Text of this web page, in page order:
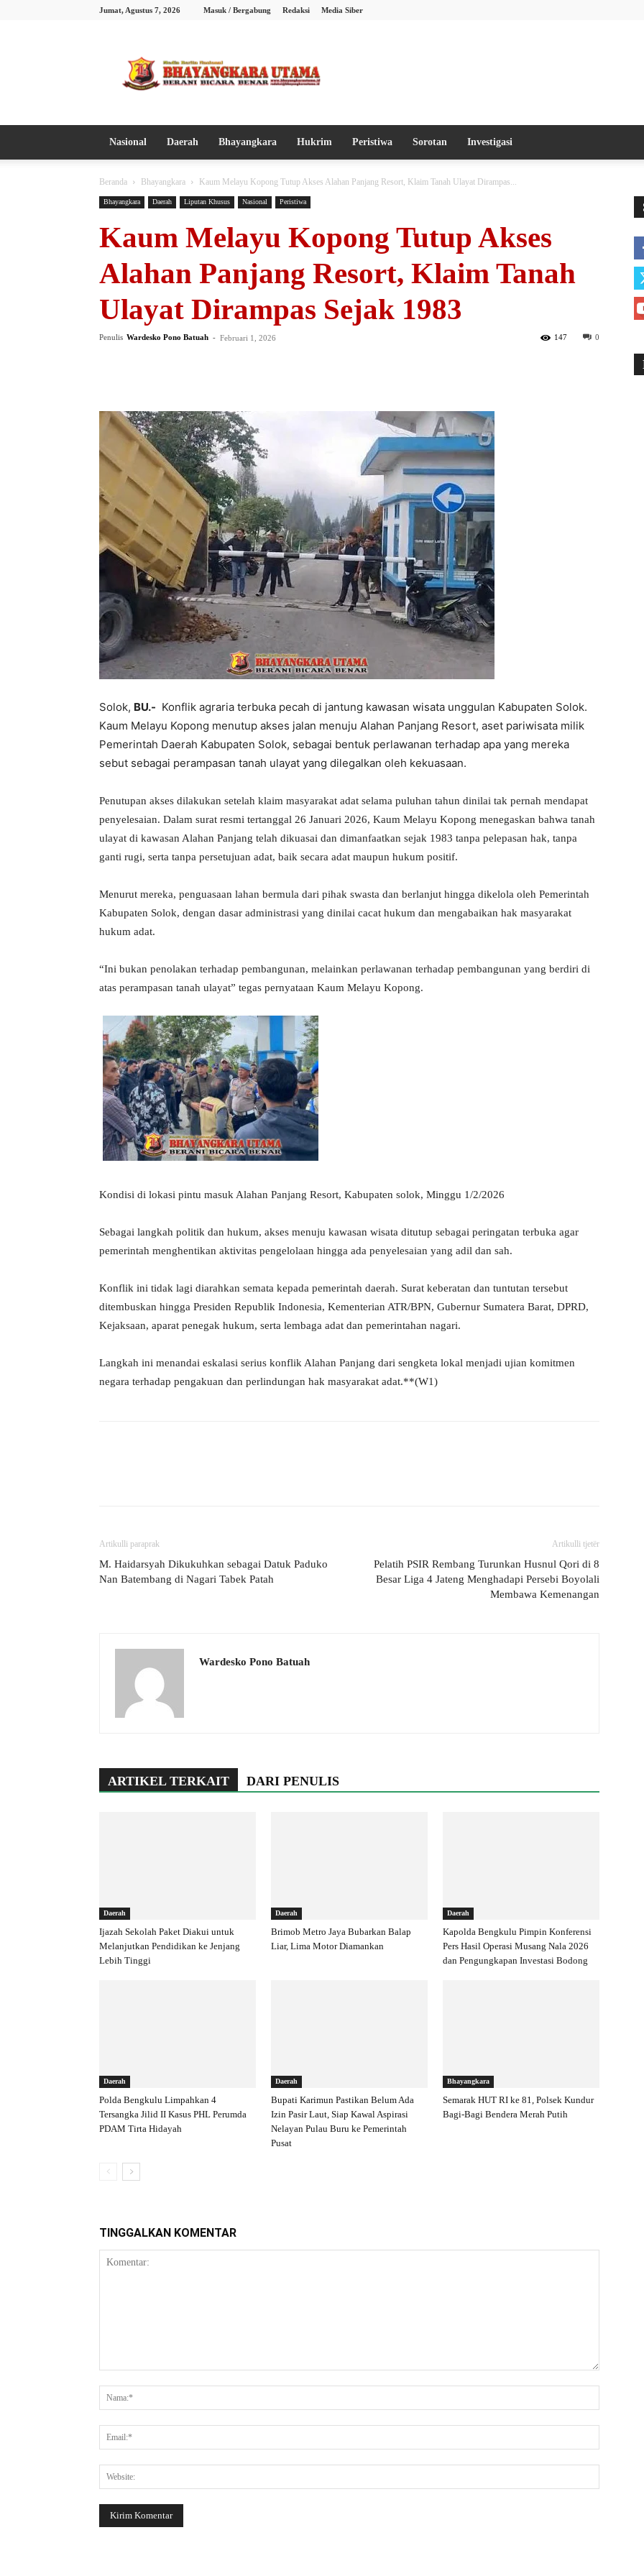
Jumat, Agustus 7, 2026 Masuk / Bergabung Redaksi Media Siber
Utama
Nasional Daerah Bhayangkara Hukrim Peristiwa Sorotan Investigasi
Beranda Bhayangkara Kaum Melayu Kopong Tutup Akses Alahan Panjang Resort, Klaim Tanah Ulayat Dirampas...
Bhayangkara Daerah Liputan Khusus Nasional Peristiwa
Kaum Melayu Kopong Tutup Akses
Alahan Panjang Resort, Klaim Tanah
Ulayat Dirampas Sejak 1983
Penulis Wardesko Pono Batuah - Februari 1, 2026 0
147
Solok, BU.- Konflik agraria terbuka pecah di jantung kawasan wisata unggulan Kabupaten Solok.
Kaum Melayu Kopong menutup akses jalan menuju Alahan Panjang Resort, aset pariwisata milik
Pemerintah Daerah Kabupaten Solok, sebagai bentuk perlawanan terhadap apa yang mereka
sebut sebagai perampasan tanah ulayat yang dilegalkan oleh kekuasaan.
Penutupan akses dilakukan setelah klaim masyarakat adat selama puluhan tahun dinilai tak pernah mendapat
penyelesaian. Dalam surat resmi tertanggal 26 Januari 2026, Kaum Melayu Kopong menegaskan bahwa tanah
ulayat di kawasan Alahan Panjang telah dikuasai dan dimanfaatkan sejak 1983 tanpa pelepasan hak, tanpa
ganti rugi, serta tanpa persetujuan adat, baik secara adat maupun hukum positif.
Menurut mereka, penguasaan lahan bermula dari pihak swasta dan berlanjut hingga dikelola oleh Pemerintah
Kabupaten Solok, dengan dasar administrasi yang dinilai cacat hukum dan mengabaikan hak masyarakat
hukum adat.
“Ini bukan penolakan terhadap pembangunan, melainkan perlawanan terhadap pembangunan yang berdiri di
atas perampasan tanah ulayat” tegas pernyataan Kaum Melayu Kopong.
Kondisi di lokasi pintu masuk Alahan Panjang Resort, Kabupaten solok, Minggu 1/2/2026
Sebagai langkah politik dan hukum, akses menuju kawasan wisata ditutup sebagai peringatan terbuka agar
pemerintah menghentikan aktivitas pengelolaan hingga ada penyelesaian yang adil dan sah.
Konflik ini tidak lagi diarahkan semata kepada pemerintah daerah. Surat keberatan dan tuntutan tersebut
ditembuskan hingga Presiden Republik Indonesia, Kementerian ATR/BPN, Gubernur Sumatera Barat, DPRD,
Kejaksaan, aparat penegak hukum, serta lembaga adat dan pemerintahan nagari.
Langkah ini menandai eskalasi serius konflik Alahan Panjang dari sengketa lokal menjadi ujian komitmen
negara terhadap pengakuan dan perlindungan hak masyarakat adat.**(W1)
Artikulli paraprak
M. Haidarsyah Dikukuhkan sebagai Datuk Paduko
Nan Batembang di Nagari Tabek Patah
Artikulli tjetër
Pelatih PSIR Rembang Turunkan Husnul Qori di 8
Besar Liga 4 Jateng Menghadapi Persebi Boyolali
Membawa Kemenangan
Wardesko Pono Batuah
ARTIKEL TERKAIT DARI PENULIS
Daerah
Ijazah Sekolah Paket Diakui untuk
Melanjutkan Pendidikan ke Jenjang
Lebih Tinggi
Daerah
Brimob Metro Jaya Bubarkan Balap
Liar, Lima Motor Diamankan
Daerah
Kapolda Bengkulu Pimpin Konferensi
Pers Hasil Operasi Musang Nala 2026
dan Pengungkapan Investasi Bodong
Daerah
Polda Bengkulu Limpahkan 4
Tersangka Jilid II Kasus PHL Perumda
PDAM Tirta Hidayah
Daerah
Bupati Karimun Pastikan Belum Ada
Izin Pasir Laut, Siap Kawal Aspirasi
Nelayan Pulau Buru ke Pemerintah
Pusat
Bhayangkara
Semarak HUT RI ke 81, Polsek Kundur
Bagi-Bagi Bendera Merah Putih
TINGGALKAN KOMENTAR